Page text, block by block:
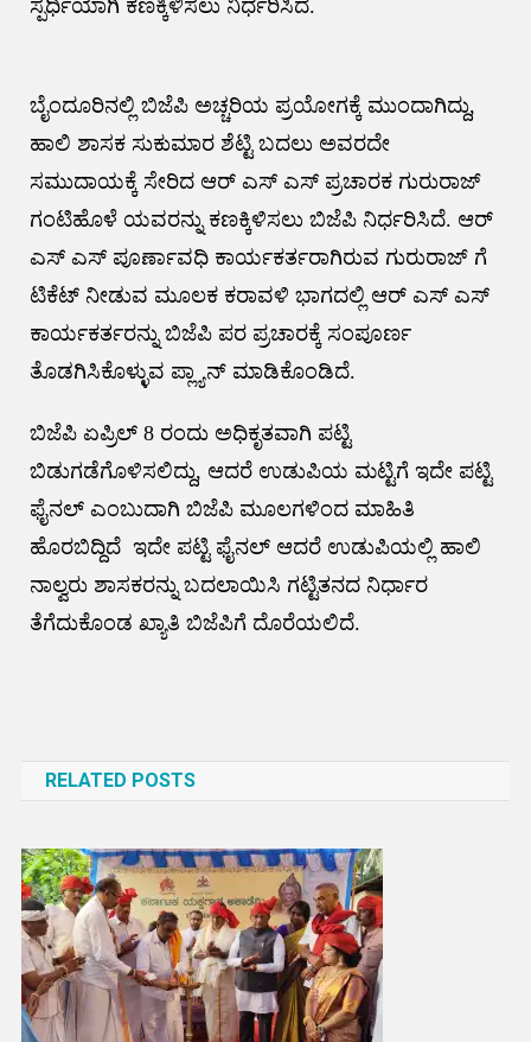
ಸ್ಪರ್ಧಿಯಾಗಿ ಕಣಕ್ಕಿಳಿಸಲು ನಿರ್ಧರಿಸಿದೆ.
ಬೈಂದೂರಿನಲ್ಲಿ ಬಿಜೆಪಿ ಅಚ್ಚರಿಯ ಪ್ರಯೋಗಕ್ಕೆ ಮುಂದಾಗಿದ್ದು,
ಹಾಲಿ ಶಾಸಕ ಸುಕುಮಾರ ಶೆಟ್ಟಿ ಬದಲು ಅವರದೇ
ಸಮುದಾಯಕ್ಕೆ ಸೇರಿದ ಆರ್ ಎಸ್ ಎಸ್ ಪ್ರಚಾರಕ ಗುರುರಾಜ್
ಗಂಟಿಹೊಳೆ ಯವರನ್ನು ಕಣಕ್ಕಿಳಿಸಲು ಬಿಜೆಪಿ ನಿರ್ಧರಿಸಿದೆ. ಆರ್
ಎಸ್ ಎಸ್ ಪೂರ್ಣಾವಧಿ ಕಾರ್ಯಕರ್ತರಾಗಿರುವ ಗುರುರಾಜ್ ಗೆ
ಟಿಕೆಟ್ ನೀಡುವ ಮೂಲಕ ಕರಾವಳಿ ಭಾಗದಲ್ಲಿ ಆರ್ ಎಸ್ ಎಸ್
ಕಾರ್ಯಕರ್ತರನ್ನು ಬಿಜೆಪಿ ಪರ ಪ್ರಚಾರಕ್ಕೆ ಸಂಪೂರ್ಣ
ತೊಡಗಿಸಿಕೊಳ್ಳುವ ಪ್ಲ್ಯಾನ್ ಮಾಡಿಕೊಂಡಿದೆ.
ಬಿಜೆಪಿ ಏಪ್ರಿಲ್ 8 ರಂದು ಅಧಿಕೃತವಾಗಿ ಪಟ್ಟಿ
ಬಿಡುಗಡೆಗೊಳಿಸಲಿದ್ದು, ಆದರೆ ಉಡುಪಿಯ ಮಟ್ಟಿಗೆ ಇದೇ ಪಟ್ಟಿ
ಫೈನಲ್ ಎಂಬುದಾಗಿ ಬಿಜೆಪಿ ಮೂಲಗಳಿಂದ ಮಾಹಿತಿ
ಹೊರಬಿದ್ದಿದೆ ‌ ಇದೇ ಪಟ್ಟಿ ಫೈನಲ್ ಆದರೆ ಉಡುಪಿಯಲ್ಲಿ ಹಾಲಿ
ನಾಲ್ವರು ಶಾಸಕರನ್ನು ಬದಲಾಯಿಸಿ ಗಟ್ಟಿತನದ ನಿರ್ಧಾರ
ತೆಗೆದುಕೊಂಡ ಖ್ಯಾತಿ ಬಿಜೆಪಿಗೆ ದೊರೆಯಲಿದೆ.
RELATED POSTS